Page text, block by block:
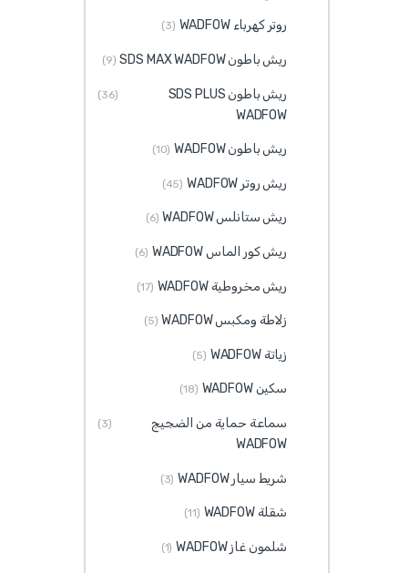
روتر كهرباء WADFOW (3)
ريش باطون SDS MAX WADFOW (9)
ريش باطون SDS PLUS
WADFOW
(36)
ريش باطون WADFOW (10)
ريش روتر WADFOW (45)
ريش ستانلس WADFOW (6)
ريش كور الماس WADFOW (6)
ريش مخروطية WADFOW (17)
زلاطة ومكبس WADFOW (5)
زياتة WADFOW (5)
سكين WADFOW (18)
سماعة حماية من الضجيج
WADFOW
(3)
شريط سيار WADFOW (3)
شقلة WADFOW (11)
شلمون غاز WADFOW (1)